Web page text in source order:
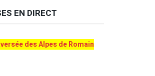
EN DIRECT
des Alpes de Romain